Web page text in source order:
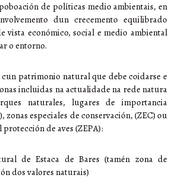
de políticas medio ambientais, en
dun crecemento equilibrado
vista económico, social e medio ambiental
o entorno.
patrimonio natural que debe coidarse e
incluidas na actualidade na rede natura
naturales, lugares de importancia
zonas especiales de conservación, (ZEC) ou
protección de aves (ZEPA):
de Estaca de Bares (tamén zona de
dos valores naturais)